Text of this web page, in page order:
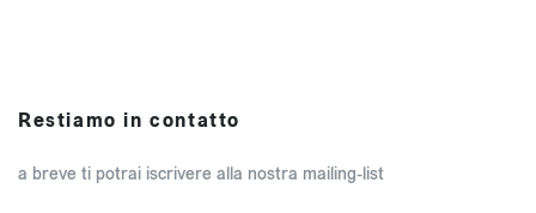
Restiamo in contatto
a breve ti potrai iscrivere alla nostra mailing-list